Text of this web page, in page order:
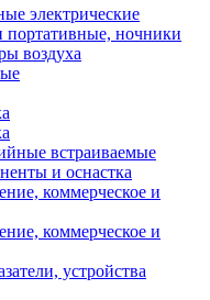
электрические
портативные, ночники
воздуха
встраиваемые
и оснастка
коммерческое и
коммерческое и
устройства